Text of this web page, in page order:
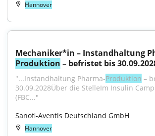
Hannover
Mechaniker*in – Instandhaltung
Produktion – befristet bis
"...Instandhaltung Pharma-Produktion –
30.09.2028Über die StelleIm Insulin
(FBC..."
Sanofi-Aventis Deutschland GmbH
Hannover